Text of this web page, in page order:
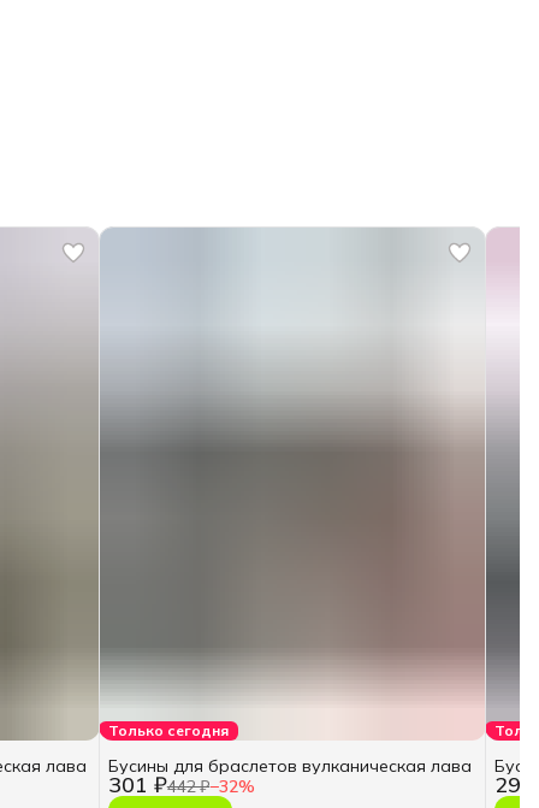
лава
Только сегодня
301 ₽442 ₽−32%
Бусины для браслетов вулканическая лава
299